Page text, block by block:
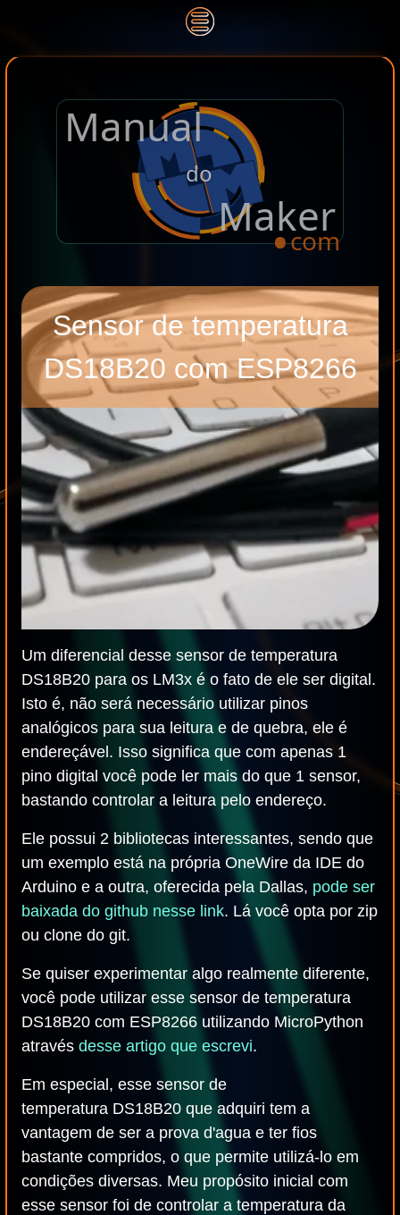
Manual
do
Maker
.com
Sensor de temperatura
DS18B20 com ESP8266
Um diferencial desse sensor de temperatura
DS18B20 para os LM3x é o fato de ele ser digital.
Isto é, não será necessário utilizar pinos
analógicos para sua leitura e de quebra, ele é
endereçável. Isso significa que com apenas 1
pino digital você pode ler mais do que 1 sensor,
bastando controlar a leitura pelo endereço.
Ele possui 2 bibliotecas interessantes, sendo que
um exemplo está na própria OneWire da IDE do
Arduino e a outra, oferecida pela Dallas, pode ser
baixada do github nesse link. Lá você opta por zip
ou clone do git.
Se quiser experimentar algo realmente diferente,
você pode utilizar esse sensor de temperatura
DS18B20 com ESP8266 utilizando MicroPython
através desse artigo que escrevi.
Em especial, esse sensor de
temperatura DS18B20 que adquiri tem a
vantagem de ser a prova d'agua e ter fios
bastante compridos, o que permite utilizá-lo em
condições diversas. Meu propósito inicial com
esse sensor foi de controlar a temperatura da